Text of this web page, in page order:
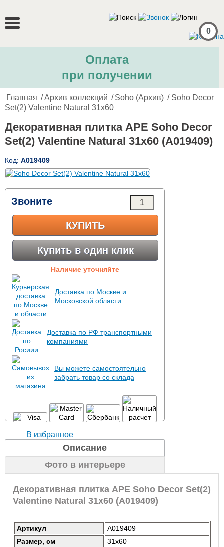
0
Оплата
при получении
Главная /Архив коллекций / Soho (Архив) / Soho Decor
Set(2) Valentine Natural 31x60
Декоративная плитка APE Soho Decor
Set(2) Valentine Natural 31x60 (A019409)
Код: A019409
Звоните
КУПИТЬ
Купить в один клик
Наличие уточняйте
Доставка по Москве и
Московской области
Доставка по РФ транспортными
компаниями
Вы можете самостоятельно
забрать товар со склада
В избранное
Описание
Фото в интерьере
Декоративная плитка APE Soho Decor Set(2)
Valentine Natural 31x60 (A019409)
Артикул
A019409
Размер, см
31x60